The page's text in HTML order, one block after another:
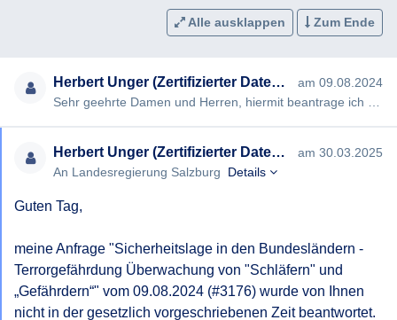
• Sind Ihnen die Terror „Gefährder“ und Terror „Schläfer“ in
ihrem Bundesland bekannt? (Bezirk, Gemeinde)
zumindest die genaue oder ungefähre Zahl nehmen, von
der ihr Landesamt für Verfassungsschutz und
Terrorismusbekämpfung ausgeht?
oder wurden in den letzten 3 Jahren konkret in Ihrem
Bundesland überwacht?
• Werden Sie als Landeshauptmann regelmäßig über die
Alle ausklappen Zum Ende
Herbert Unger (Zertifizierter Datenschutzbeauftragter)
am 09.08.2024
Herbert Unger (Zertifizierter Datenschutzbeauftragter)
am 30.03.2025
An Landesregierung Salzburg
Details
Guten Tag,
meine Anfrage "Sicherheitslage in den Bundesländern -
Terrorgefährdung Überwachung von "Schläfern" und
„Gefährdern“" vom 09.08.2024 (#3176) wurde von Ihnen
nicht in der gesetzlich vorgeschriebenen Zeit beantwortet.